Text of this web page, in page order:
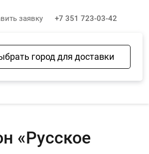
город для доставки
заявку +7 351 723-03-42
Избранное Сравнение Корзина
«Русское